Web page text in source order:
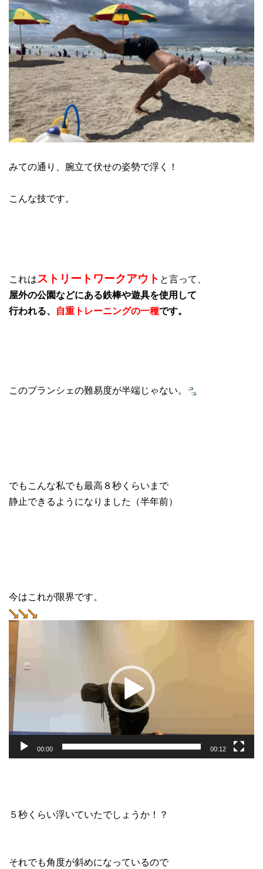
みての通り、腕立て伏せの姿勢で浮く！
こんな技です。
これはストリートワークアウト と言って、
屋外の公園などにある鉄棒や遊具を使用して
行われる、 自重トレーニングの一種です。
このプランシェの難易度が半端じゃない。
でもこんな私でも最高８秒くらいまで
静止できるようになりました（半年前）
今はこれが限界です。
動
画
プ
レ
ー
ヤ
ー
00:00 00:12
５秒くらい浮いていたでしょうか！？
それでも角度が斜めになっているので